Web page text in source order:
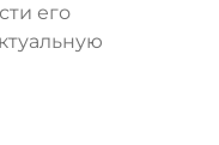
его